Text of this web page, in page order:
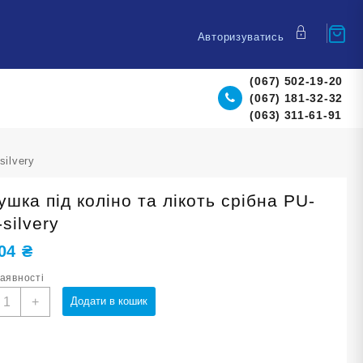
Авторизуватись
(067) 502-19-20
(067) 181-32-32
(063) 311-61-91
під коліно та лікоть срібна PU-
silvery
₴
+ Додати в кошик